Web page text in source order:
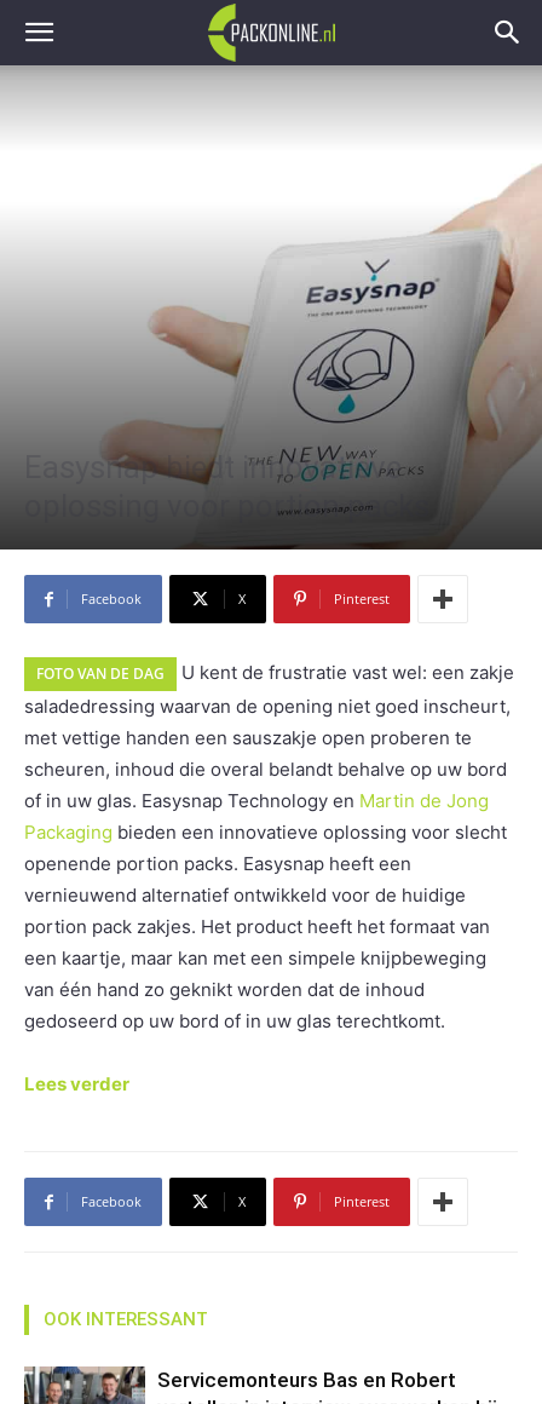
Easysnap biedt innovatieve
oplossing voor portion packs
Facebook X Pinterest
FOTO VAN DE DAG
U kent de frustratie vast wel: een zakje
saladedressing waarvan de opening niet goed inscheurt,
met vettige handen een sauszakje open proberen te
scheuren, inhoud die overal belandt behalve op uw bord
of in uw glas. Easysnap Technology en Martin de Jong
Packaging bieden een innovatieve oplossing voor slecht
openende portion packs. Easysnap heeft een
vernieuwend alternatief ontwikkeld voor de huidige
portion pack zakjes. Het product heeft het formaat van
een kaartje, maar kan met een simpele knijpbeweging
van één hand zo geknikt worden dat de inhoud
gedoseerd op uw bord of in uw glas terechtkomt.
Lees verder
Facebook X Pinterest
OOK INTERESSANT
Servicemonteurs Bas en Robert